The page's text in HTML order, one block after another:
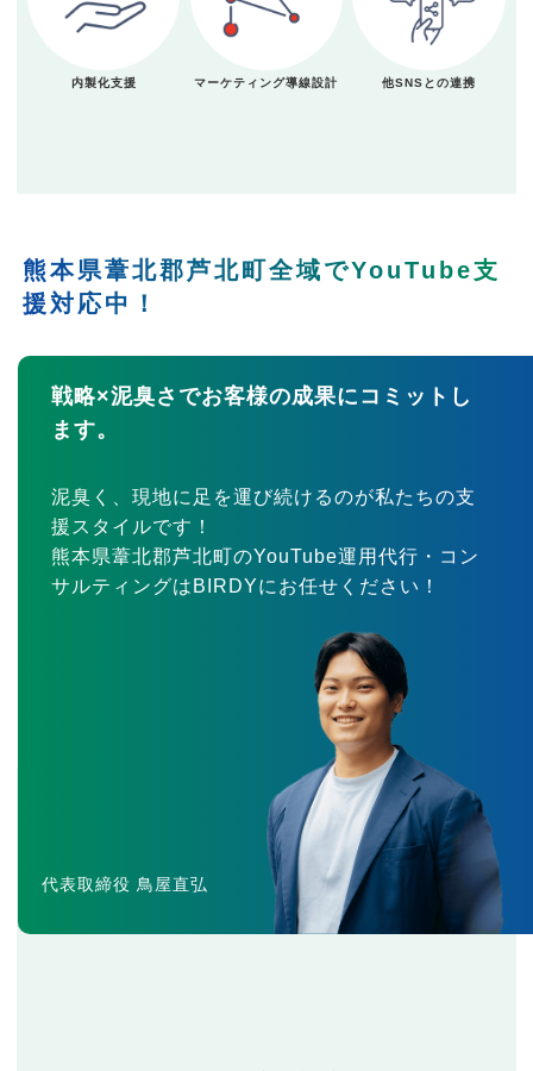
内製化支援 マーケティング導線設計 他SNSとの連携
熊本県葦北郡芦北町全域でYouTube支
援対応中！
戦略×泥臭さでお客様の成果にコミットし
ます。
泥臭く、現地に足を運び続けるのが私たちの支
援スタイルです！
熊本県葦北郡芦北町のYouTube運用代行・コン
サルティングはBIRDYにお任せください！
代表取締役 鳥屋直弘